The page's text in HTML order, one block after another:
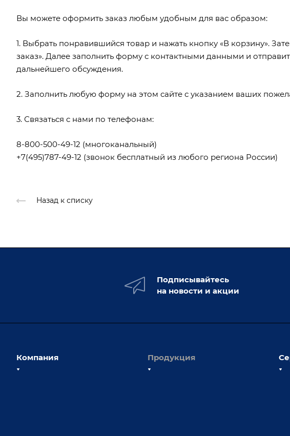
Вы можете оформить заказ любым удобным для вас образом:
1. Выбрать понравившийся товар и нажать кнопку «В корзину».
заказ». Далее заполнить форму с контактными данными и
дальнейшего обсуждения.
2. Заполнить любую форму на этом сайте с указанием ваших
3. Связаться с нами по телефонам:
8-800-500-49-12 (многоканальный)
+7(495)787-49-12 (звонок бесплатный из любого региона России)
Назад к списку
Подписывайтесь
на новости и акции
Компания Продукция